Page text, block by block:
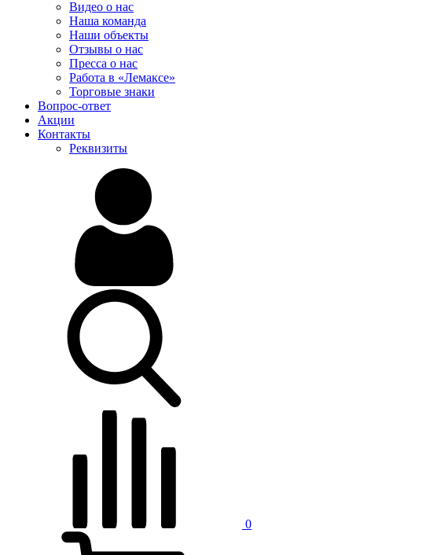
Видео о нас
Наша команда
Наши объекты
Отзывы о нас
Пресса о нас
Работа в «Лемаксе»
Торговые знаки
Вопрос-ответ
Акции
Контакты
Реквизиты
0